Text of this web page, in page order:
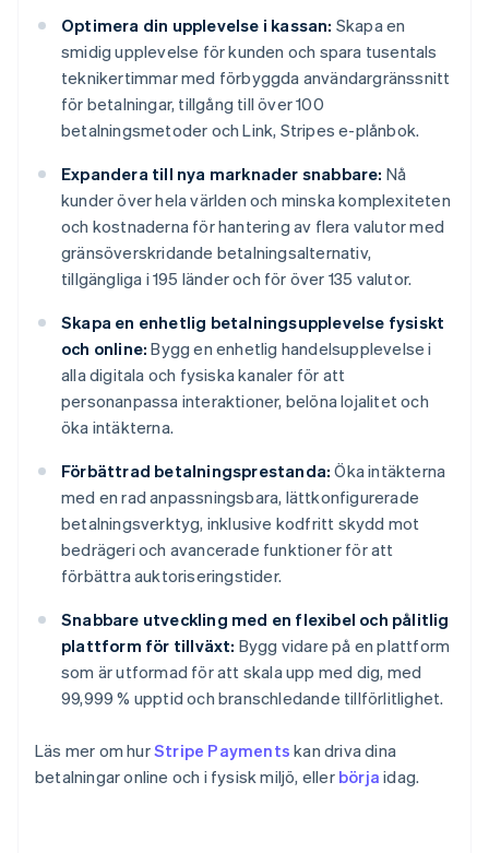
Optimera din upplevelse i kassan: Skapa en
smidig upplevelse för kunden och spara tusentals
teknikertimmar med förbyggda användargränssnitt
för betalningar, tillgång till över 100
betalningsmetoder och Link, Stripes e-plånbok.
Expandera till nya marknader snabbare: Nå
kunder över hela världen och minska komplexiteten
och kostnaderna för hantering av flera valutor med
gränsöverskridande betalningsalternativ,
tillgängliga i 195 länder och för över 135 valutor.
Skapa en enhetlig betalningsupplevelse fysiskt
och online: Bygg en enhetlig handelsupplevelse i
alla digitala och fysiska kanaler för att
personanpassa interaktioner, belöna lojalitet och
öka intäkterna.
Förbättrad betalningsprestanda: Öka intäkterna
med en rad anpassningsbara, lättkonfigurerade
betalningsverktyg, inklusive kodfritt skydd mot
bedrägeri och avancerade funktioner för att
förbättra auktoriseringstider.
Snabbare utveckling med en flexibel och pålitlig
plattform för tillväxt: Bygg vidare på en plattform
som är utformad för att skala upp med dig, med
99,999 % upptid och branschledande tillförlitlighet.
Läs mer om hurStripe Payments kan driva dina
betalningar online och i fysisk miljö, eller börja idag.
Australien
English